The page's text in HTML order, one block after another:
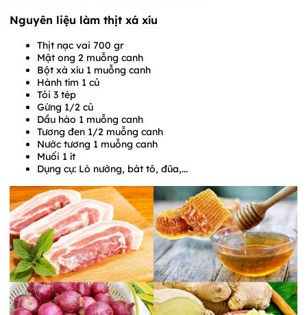
Nguyên liệu làm thịt xá xíu
Thịt nạc vai 700 gr
Mật ong 2 muỗng canh
Bột xá xíu 1 muỗng canh
Hành tím 1 củ
Tỏi 3 tép
Gừng 1/2 củ
Dầu hào 1 muỗng canh
Tương đen 1/2 muỗng canh
Nước tương 1 muỗng canh
Muối 1 ít
Dụng cụ: Lò nướng, bát tô, đũa,...